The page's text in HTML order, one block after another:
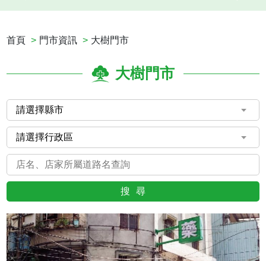
首頁 門市資訊 大樹門市
大樹門市
搜尋